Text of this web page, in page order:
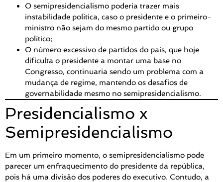
O semipresidencialismo poderia trazer mais
instabilidade política, caso o presidente e o primeiro-
ministro não sejam do mesmo partido ou grupo
político;
O número excessivo de partidos do país, que hoje
dificulta o presidente a montar uma base no
Congresso, continuaria sendo um problema com a
mudança de regime, mantendo os desafios de
governabilidade mesmo no semipresidencialismo.
Presidencialismo x
Semipresidencialismo
Em um primeiro momento, o semipresidencialismo pode
parecer um enfraquecimento do presidente da república,
pois há uma divisão dos poderes do executivo. Contudo, a